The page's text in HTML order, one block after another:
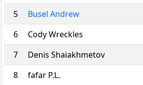
5
Busel Andrew
6
Cody Wreckles
7
Denis Shaiakhmetov
8
fafar P.L.